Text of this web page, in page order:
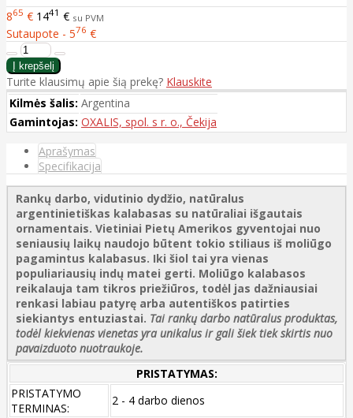
865 € 1441 € su PVM
Sutaupote - 576 €
Turite klausimų apie šią prekę? Klauskite
Kilmės šalis: Argentina
Gamintojas: OXALIS, spol. s r. o., Čekija
Aprašymas
Specifikacija
Rankų darbo, vidutinio dydžio, natūralus
argentinietiškas kalabasas su natūraliai išgautais
ornamentais. Vietiniai Pietų Amerikos gyventojai nuo
seniausių laikų naudojo būtent tokio stiliaus iš moliūgo
pagamintus kalabasus. Iki šiol tai yra vienas
populiariausių indų matei gerti. Moliūgo kalabasos
reikalauja tam tikros priežiūros, todėl jas dažniausiai
renkasi labiau patyrę arba autentiškos patirties
siekiantys entuziastai. Tai rankų darbo natūralus produktas,
todėl kiekvienas vienetas yra unikalus ir gali šiek tiek skirtis nuo
pavaizduoto nuotraukoje.
PRISTATYMAS:
PRISTATYMO
TERMINAS:
2 - 4 darbo dienos